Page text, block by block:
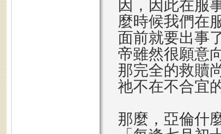
因，因此在服
麼時候我們在
面前就要出事
帝雖然很願意
那完全的救贖
祂不在不合宜
那麼，亞倫什